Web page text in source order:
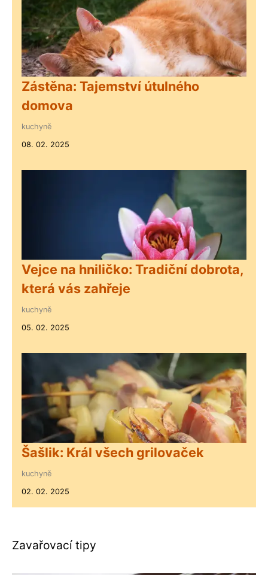
Zástěna: Tajemství útulného
domova
kuchyně
08. 02. 2025
Vejce na hniličko: Tradiční dobrota,
která vás zahřeje
kuchyně
05. 02. 2025
Šašlik: Král všech grilovaček
kuchyně
02. 02. 2025
Zavařovací tipy